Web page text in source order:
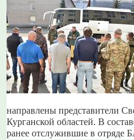
направлены представители
Курганской областей. В
ранее отслужившие в отряде